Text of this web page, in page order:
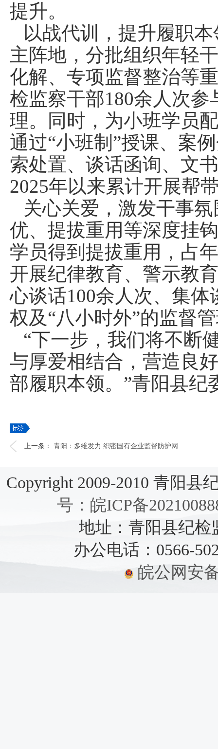
提升。
以战代训，提升履职
主阵地，分批组织年轻
化解、专项监督整治等
检监察干部180余人次参
理。同时，为小班学员
通过“小班制”授课、案
索处置、谈话函询、文
2025年以来累计开展帮
关心关爱，激发干事
优、提拔重用等深度挂
学员得到提拔重用，占
开展纪律教育、警示教
心谈话100余人次、集
权及“八小时外”的监督
“下一步，我们将不断
与厚爱相结合，营造良
部履职本领。”青阳县纪
上一条： 青阳：多维发力 织密国有企业监督防护网
Copyright 2009-2010 青阳县
号：皖ICP备
地址：青阳县纪检
办公电话：0566-
皖公网安